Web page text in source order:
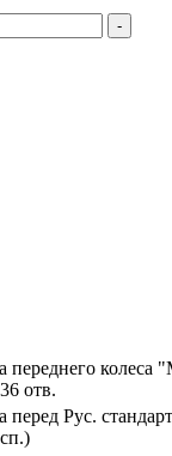
-
переднего колеса
отв.
перед Рус.